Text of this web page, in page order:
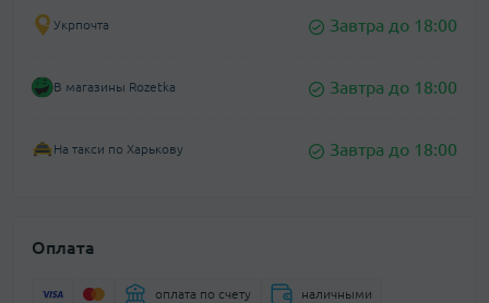
Укрпочта Завтра до 18:00
В магазины Rozetka Завтра до 18:00
На такси по Харькову Завтра до 18:00
Оплата
оплата по счету наличными